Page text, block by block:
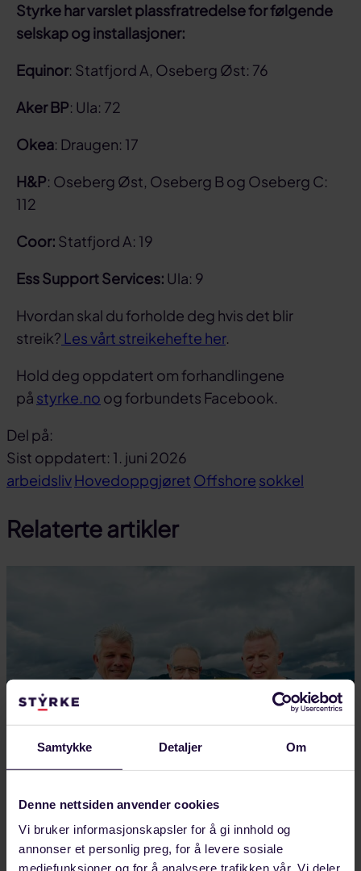
Samtykke Detaljer Om
Denne nettsiden anvender cookies
Vi bruker informasjonskapsler for å gi innhold og
annonser et personlig preg, for å levere sosiale
mediefunksjoner og for å analysere trafikken vår. Vi deler
Styrke har varslet plassfratredelse for følgende
selskap og installasjoner:
Equinor: Statfjord A, Oseberg Øst: 76
Aker BP: Ula: 72
Okea: Draugen: 17
H&P: Oseberg Øst, Oseberg B og Oseberg C:
112
Coor: Statfjord A: 19
Ess Support Services: Ula: 9
Hvordan skal du forholde deg hvis det blir
streik? Les vårt streikehefte her.
Hold deg oppdatert om forhandlingene
på styrke.no og forbundets Facebook.
Del på:
Del
på
Del
på
Del
link
Sist oppdatert: 1. juni 2026
arbeidslivHovedoppgjøret Offshore sokkel
Relaterte artikler
AUGUST 04, 2026